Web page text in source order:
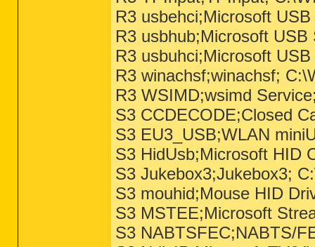
R3 usbehci;Microsoft
R3 usbhub;Microsoft
R3 usbuhci;Microsoft
R3 winachsf;winachsf;
R3 WSIMD;wsimd
S3 CCDECODE;Closed
S3 EU3_USB;WLAN
S3 HidUsb;Microsoft HID
S3 Jukebox3;Jukebox3;
S3 mouhid;Mouse HID
S3 MSTEE;Microsoft
S3 NABTSFEC;NABTS/